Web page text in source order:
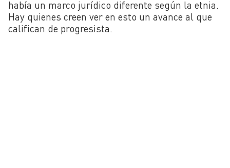
había un marco jurídico diferente según la etnia.
Hay quienes creen ver en esto un avance al que
califican de progresista.